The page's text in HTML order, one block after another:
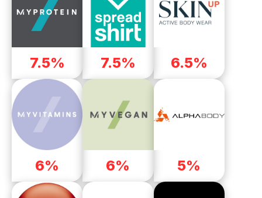
7.5% 7.5% 6.5%
6% 6% 5%